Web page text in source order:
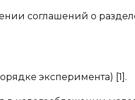
соглашений о
эксперимента) [1].